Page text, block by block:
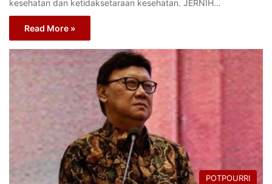
kesehatan dan ketidaksetaraan kesehatan. JERNIH…
Read More »
POTPOURRI